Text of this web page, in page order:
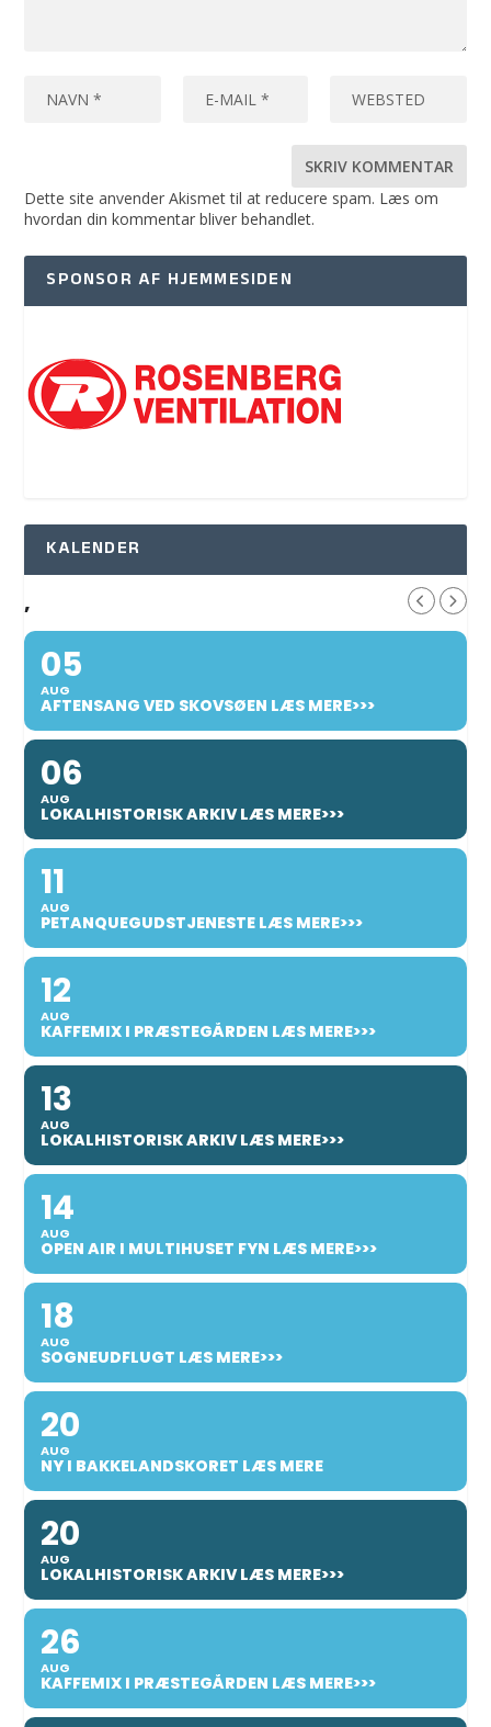
Dette site anvender Akismet til at reducere spam. Læs om
hvordan din kommentar bliver behandlet.
SPONSOR AF HJEMMESIDEN
KALENDER
,
05
AUG
AFTENSANG VED SKOVSØEN LÆS MERE>>>
06
AUG
LOKALHISTORISK ARKIV LÆS MERE>>>
11
AUG
PETANQUEGUDSTJENESTE LÆS MERE>>>
12
AUG
KAFFEMIX I PRÆSTEGÅRDEN LÆS MERE>>>
13
AUG
LOKALHISTORISK ARKIV LÆS MERE>>>
14
AUG
OPEN AIR I MULTIHUSET FYN LÆS MERE>>>
18
AUG
SOGNEUDFLUGT LÆS MERE>>>
20
AUG
NY I BAKKELANDSKORET LÆS MERE
20
AUG
LOKALHISTORISK ARKIV LÆS MERE>>>
26
AUG
KAFFEMIX I PRÆSTEGÅRDEN LÆS MERE>>>